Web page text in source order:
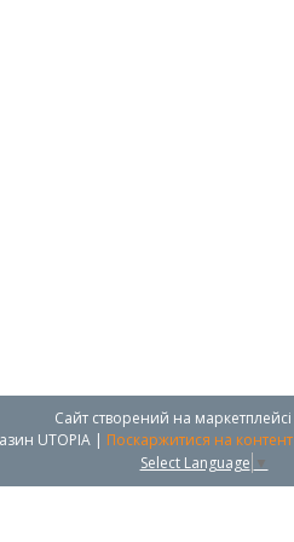
Сайт створений на маркетплейсі
Інтернет-магазин UTOPIA | Поскаржитися на контент
Select Language ▼